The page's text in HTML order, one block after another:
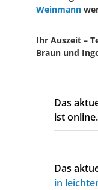
Weinmann
Ihr Auszeit –
Braun und
Das
ist online.
Das
in